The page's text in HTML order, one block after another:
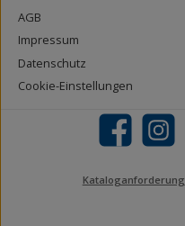
AGB
Impressum
Datenschutz
Cookie-Einstellungen
Facebook Instagram
Kataloganforderung